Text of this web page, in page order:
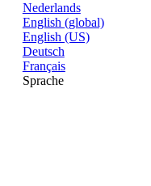
Nederlands
English (global)
English (US)
Deutsch
Français
Sprache